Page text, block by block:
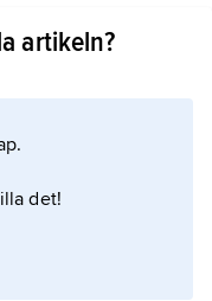
artikeln?
det!